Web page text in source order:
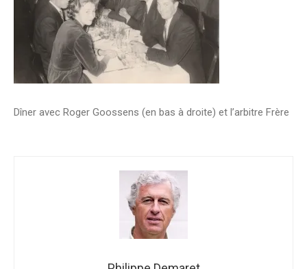
Dîner avec Roger Goossens (en bas à droite) et l’arbitre Frère